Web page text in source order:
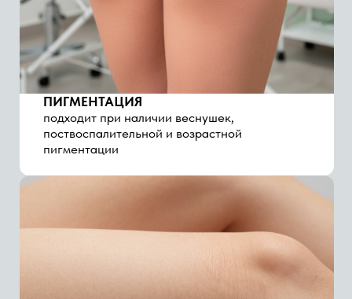
ПОСТАКНЕ
Выраспособствует постепенному осветлению
следов после воспаленийвнивает тон,
придавая лицу здоровое сияние